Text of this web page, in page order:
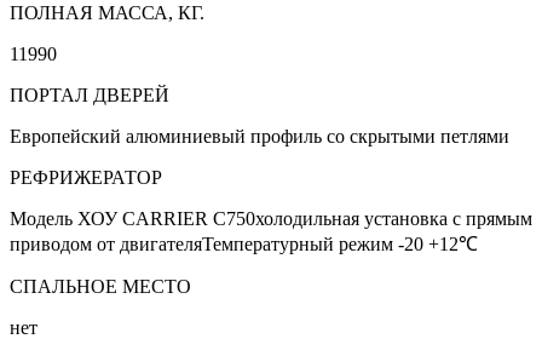
ПОЛНАЯ МАССА, КГ.
11990
ПОРТАЛ ДВЕРЕЙ
Европейский алюминиевый профиль со скрытыми петлями
РЕФРИЖЕРАТОР
Модель ХОУ CARRIER C750холодильная установка с прямым
приводом от двигателяТемпературный режим -20 +12℃
СПАЛЬНОЕ МЕСТО
нет